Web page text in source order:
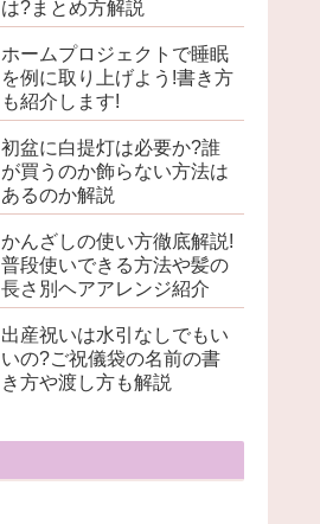
は?まとめ方解説
ホームプロジェクトで睡眠
を例に取り上げよう!書き方
も紹介します!
初盆に白提灯は必要か?誰
が買うのか飾らない方法は
あるのか解説
かんざしの使い方徹底解説!
普段使いできる方法や髪の
長さ別ヘアアレンジ紹介
出産祝いは水引なしでもい
いの?ご祝儀袋の名前の書
き方や渡し方も解説